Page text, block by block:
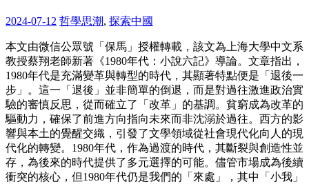
2024-07-12 哲學思潮, 探索中國
本文由微信公眾號「保馬」授權轉載，該文為上海大學中文系
教授蔡翔老師新著《1980年代：小說六記》導論。文章指出，
1980年代是充滿變革與轉型的時代，其顯著特點便是「退後一
步」。這一「退後」並非簡單的倒退，而是對過往激進政治實
驗的審慎反思，從而確立了「改革」的基調。貧窮成為改革的
驅動力，確保了前進方向指向未來而非沈溺於過往。西方的影
響與本土的覺醒交織，引發了文學領域從社會現代化向人的現
代化的轉變。1980年代，作為過渡的時代，其斷裂與創造性並
存，為後來的時代提供了多元選擇的可能。儘管市場成為後續
衝突的核心，但1980年代仍是我們的「來處」，其中「小我」